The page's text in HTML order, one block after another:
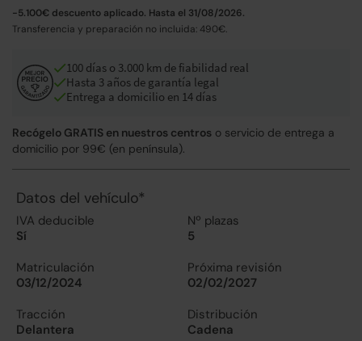
-5.100€ descuento aplicado. Hasta el 31/08/2026.
Transferencia y preparación no incluida: 490€.
100 días o 3.000 km de fiabilidad real
Hasta 3 años de garantía legal
Entrega a domicilio en 14 días
Recógelo GRATIS en nuestros centros o servicio de entrega a
domicilio por 99€ (en península).
Datos del vehículo*
IVA deducible
Sí
Nº plazas
5
Matriculación
03/12/2024
Próxima revisión
02/02/2027
Tracción
Delantera
Distribución
Cadena